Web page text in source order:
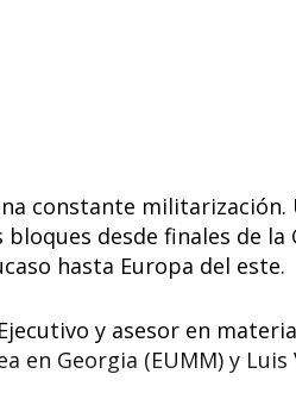
constante militarización.
desde finales de la
hasta Europa del este.
y asesor en
en Georgia (EUMM) y